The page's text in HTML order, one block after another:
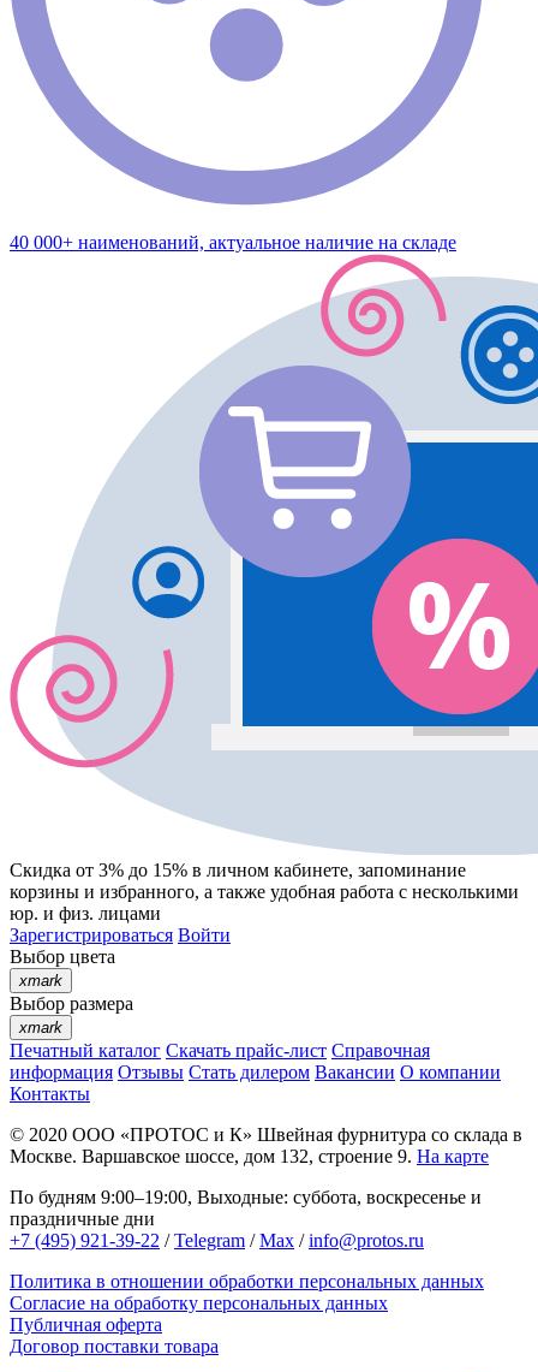
40 000+ наименований, актуальное наличие на складе
Скидка от 3% до 15% в личном кабинете, запоминание
корзины и избранного, а также удобная работа с несколькими
юр. и физ. лицами
Зарегистрироваться Войти
Выбор цвета
xmark
Выбор размера
xmark
Печатный каталог Скачать прайс-лист Справочная
информация Отзывы Стать дилером Вакансии О компании
Контакты
© 2020 ООО «ПРОТОС и К» Швейная фурнитура со склада в
Москве. Варшавское шоссе, дом 132, строение 9. На карте
По будням 9:00–19:00, Выходные: суббота, воскресенье и
праздничные дни
+7 (495) 921-39-22 /Telegram /Max /info@protos.ru
Политика в отношении обработки персональных данных
Согласие на обработку персональных данных
Публичная оферта
Договор поставки товара